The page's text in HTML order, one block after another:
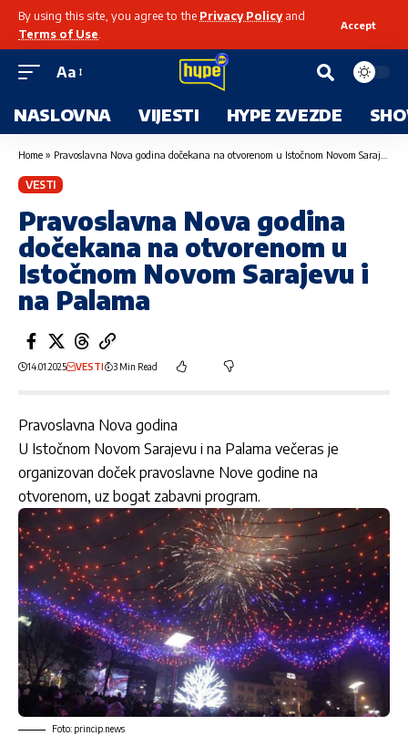
By using this site, you agree to the Privacy Policyand
Terms of Use
Accept
Aa
NASLOVNA VIJESTI HYPE ZVEZDE
Home » Pravoslavna Nova godina dočekana na otvorenom u Istočnom Novom Sarajevu i na Palama
VESTI
Pravoslavna Nova godina
dočekana na otvorenom u
Istočnom Novom Sarajevu i
na Palama
14.01.2025 VESTI 3 Min Read
Pravoslavna Nova godina
U Istočnom Novom Sarajevu i na Palama večeras je
organizovan doček pravoslavne Nove godine na
otvorenom, uz bogat zabavni program.
Foto: princip.news